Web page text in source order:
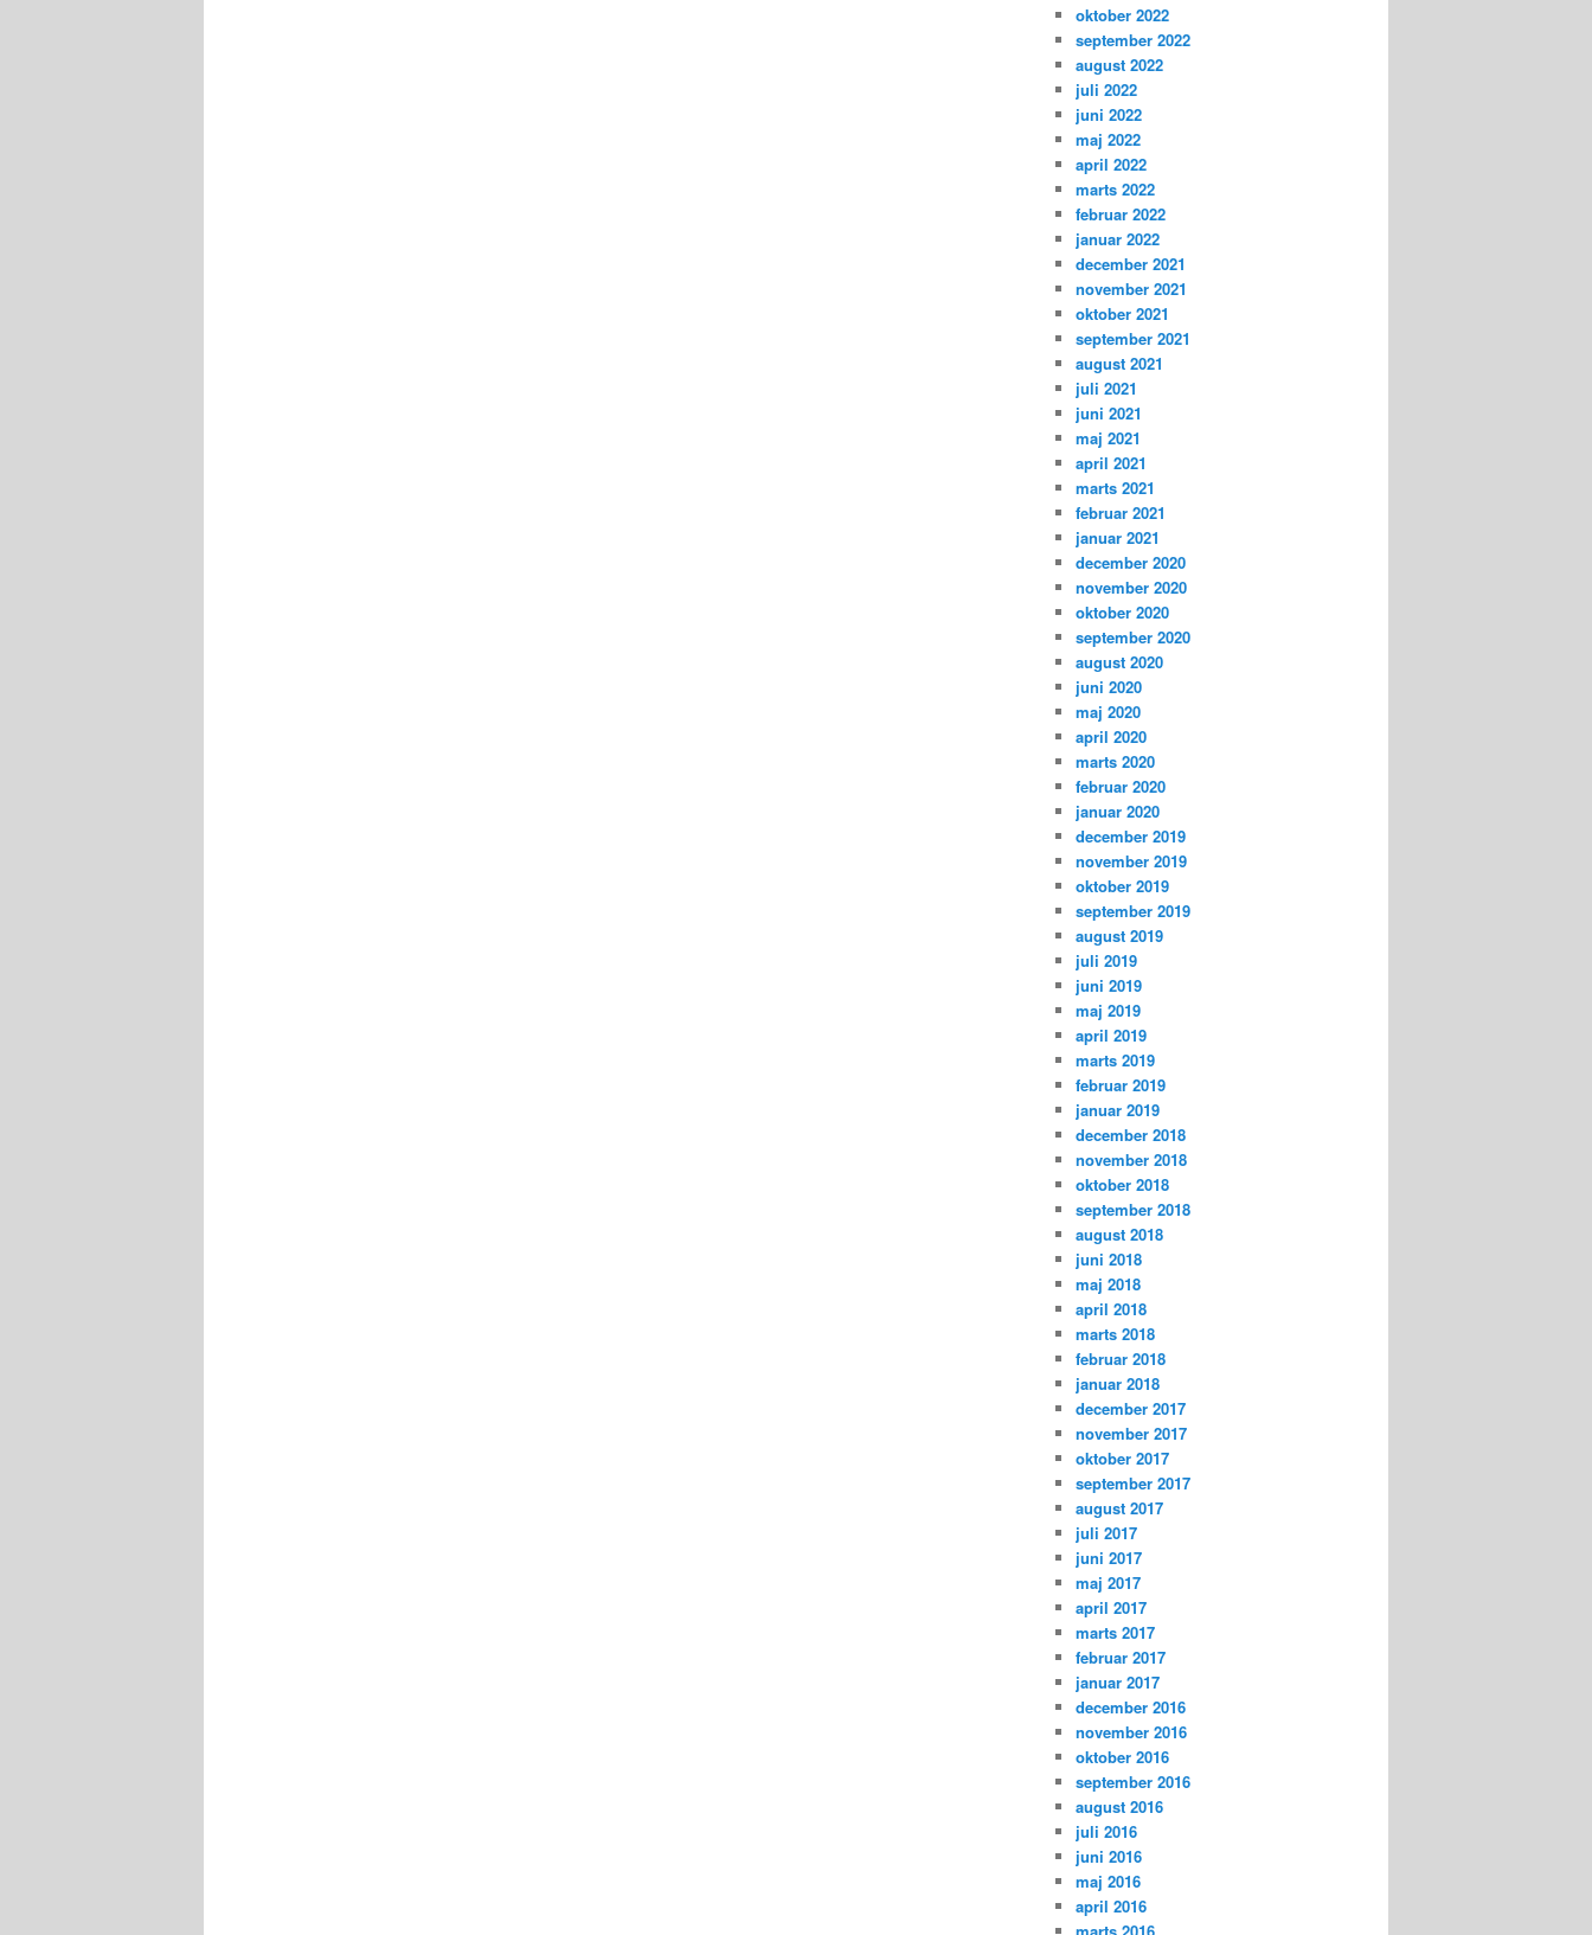
oktober 2022
september 2022
august 2022
juli 2022
juni 2022
maj 2022
april 2022
marts 2022
februar 2022
januar 2022
december 2021
november 2021
oktober 2021
september 2021
august 2021
juli 2021
juni 2021
maj 2021
april 2021
marts 2021
februar 2021
januar 2021
december 2020
november 2020
oktober 2020
september 2020
august 2020
juni 2020
maj 2020
april 2020
marts 2020
februar 2020
januar 2020
december 2019
november 2019
oktober 2019
september 2019
august 2019
juli 2019
juni 2019
maj 2019
april 2019
marts 2019
februar 2019
januar 2019
december 2018
november 2018
oktober 2018
september 2018
august 2018
juni 2018
maj 2018
april 2018
marts 2018
februar 2018
januar 2018
december 2017
november 2017
oktober 2017
september 2017
august 2017
juli 2017
juni 2017
maj 2017
april 2017
marts 2017
februar 2017
januar 2017
december 2016
november 2016
oktober 2016
september 2016
august 2016
juli 2016
juni 2016
maj 2016
april 2016
marts 2016